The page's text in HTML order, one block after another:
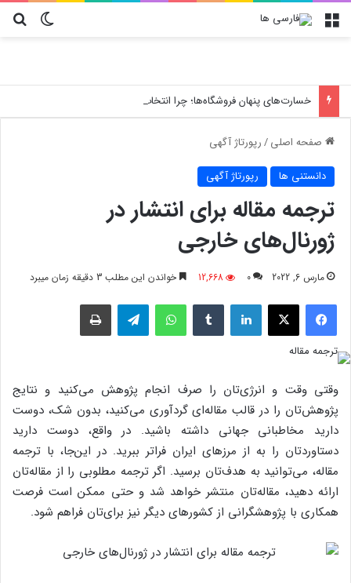
تغییر منو
خسارت‌های پنهان فروشگاه‌ها؛ چرا انتخاب کارتن پستی حیاتی است؟
صفحه اصلی/رپورتاژ آگهی
دانستنی ها رپورتاژ آگهی
ترجمه مقاله برای انتشار در
ژورنال‌های خارجی
مارس 6, 2022 0
12,668 خواندن این مطلب 3 دقیقه زمان میبرد
فیسبوک لینکدین واتس آپ
وقتی وقت و انرژی‌تان را صرف انجام پژوهش می‌کنید و نتایج
پژوهش‌تان را در قالب مقاله‌ای گردآوری می‌کنید، بدون شک، دوست
دارید مخاطبانی جهانی داشته باشید. در واقع، دوست دارید
دستاوردتان را به از مرزهای ایران فراتر ببرید. در این‌جا، با ترجمه
مقاله، می‌توانید به هدف‌تان برسید. اگر ترجمه مطلوبی را از مقاله‌تان
ارائه دهید، مقاله‌تان منتشر خواهد شد و حتی ممکن است فرصت
همکاری با پژوهشگرانی از کشورهای دیگر نیز برای‌تان فراهم شود.